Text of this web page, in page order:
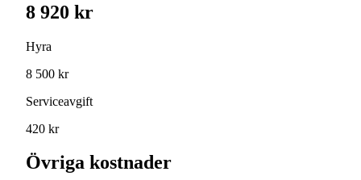
8 920 kr
Hyra
8 500 kr
Serviceavgift
420 kr
Övriga kostnader